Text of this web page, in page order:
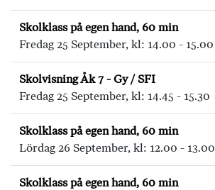
Skolklass på egen hand, 60 min
Fredag 25 September, kl: 14.00 - 15.00
Skolvisning Åk 7 - Gy / SFI
Fredag 25 September, kl: 14.45 - 15.30
Skolklass på egen hand, 60 min
Lördag 26 September, kl: 12.00 - 13.00
Skolklass på egen hand, 60 min